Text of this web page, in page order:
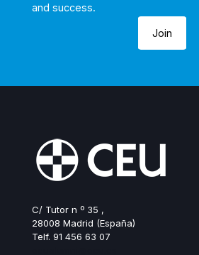
and success.
Join
C/ Tutor n º 35 ,
28008 Madrid (España)
Telf. 91 456 63 07